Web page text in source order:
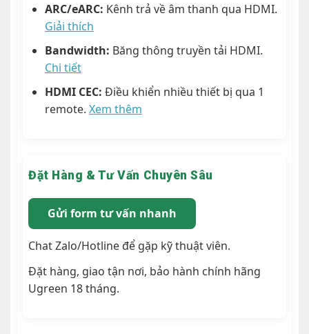
ARC/eARC: Kênh trả về âm thanh qua HDMI.
Giải thích
Bandwidth: Băng thông truyền tải HDMI.
Chi tiết
HDMI CEC: Điều khiển nhiều thiết bị qua 1
remote. Xem thêm
Đặt Hàng & Tư Vấn Chuyên Sâu
Gửi form tư vấn nhanh
Chat Zalo/Hotline để gặp kỹ thuật viên.
Đặt hàng, giao tận nơi, bảo hành chính hãng
Ugreen 18 tháng.